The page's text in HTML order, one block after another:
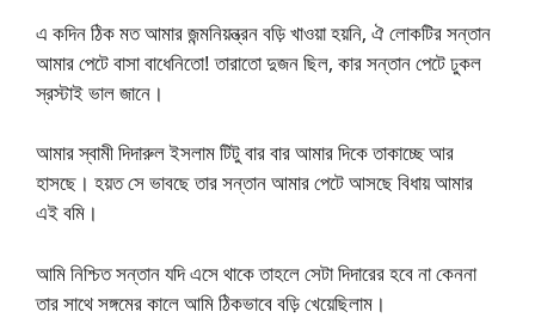
এ কদিন ঠিক মত আমার জন্মনিয়ন্ত্রন বড়ি খাওয়া হয়নি, ঐ লোকটির সন্তান
আমার পেটে বাসা বাধেনিতো! তারাতো দুজন ছিল, কার সন্তান পেটে ঢুকল
স্রস্টাই ভাল জানে।
আমার স্বামী দিদারুল ইসলাম টিটু বার বার আমার দিকে তাকাচ্ছে আর
হাসছে। হয়ত সে ভাবছে তার সন্তান আমার পেটে আসছে বিধায় আমার
এই বমি।
আমি নিশ্চিত সন্তান যদি এসে থাকে তাহলে সেটা দিদারের হবে না কেননা
তার সাথে সঙ্গমের কালে আমি ঠিকভাবে বড়ি খেয়েছিলাম।